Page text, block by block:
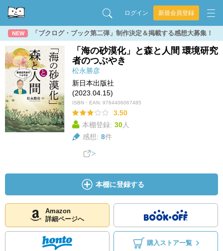
ログイン 新規会員登録
NEW 「ブクログ・ブック第二弾」制作決定＆掲載する感想大募集！
「海の砂漠化」と森と人間 環境研究
者のつぶやき
松永勝彦
新日本出版社
(2023.04.15)
ISBN・EAN: 9784406067485
3.50
本棚登録: 30人
感想: 8件
本棚に登録する
Amazon
詳細ページへ
購入ストア一覧